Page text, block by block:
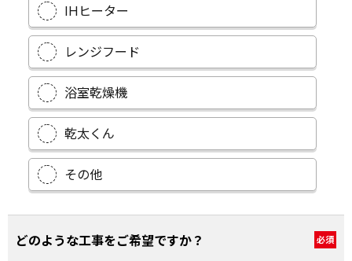
IHヒーター
レンジフード
浴室乾燥機
乾太くん
その他
どのような工事をご希望ですか？ 必須